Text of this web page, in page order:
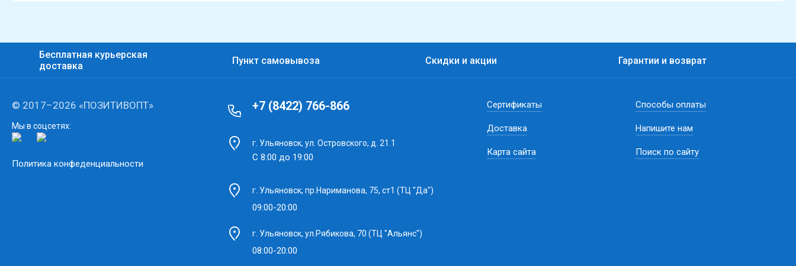
Бесплатная курьерская
доставка
Пункт самовывоза Скидки и акции Гарантии и возврат
© 2017–2026 «ПОЗИТИВОПТ»
Мы в соцсетях:
Политика конфеденциальности
+7 (8422) 766-866
г. Ульяновск, ул. Островского, д. 21.1
С 8:00 до 19:00
г. Ульяновск, пр.Нариманова, 75, ст1 (ТЦ "Да")
09:00-20:00
г. Ульяновск, ул.Рябикова, 70 (ТЦ "Альянс")
08:00-20:00
Сертификаты Способы оплаты
Доставка Напишите нам
Карта сайта Поиск по сайту